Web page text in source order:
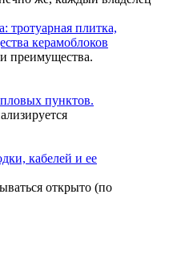
тротуарная плитка,
керамоблоков
преимущества.
пунктов.
кабелей и ее
открыто (по